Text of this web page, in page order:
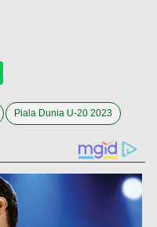
Piala Dunia U-20 2023